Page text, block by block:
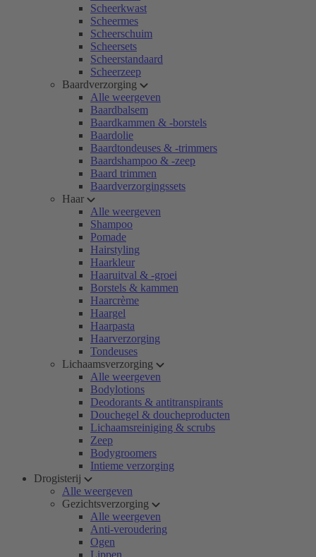
Scheerkwast
Scheermes
Scheerschuim
Scheersets
Scheerstandaard
Scheerzeep
Baardverzorging
Alle weergeven
Baardbalsem
Baardkammen & -borstels
Baardolie
Baardtondeuses & -trimmers
Baardshampoo & -zeep
Baard trimmen
Baardverzorgingssets
Haar
Alle weergeven
Shampoo
Pomade
Hairstyling
Haarkleur
Haaruitval & -groei
Borstels & kammen
Haarcrème
Haargel
Haarpasta
Haarverzorging
Tondeuses
Lichaamsverzorging
Alle weergeven
Bodylotions
Deodorants & antitranspirants
Douchegel & doucheproducten
Lichaamsreiniging & scrubs
Zeep
Bodygroomers
Intieme verzorging
Drogisterij
Alle weergeven
Gezichtsverzorging
Alle weergeven
Anti-veroudering
Ogen
Lippen